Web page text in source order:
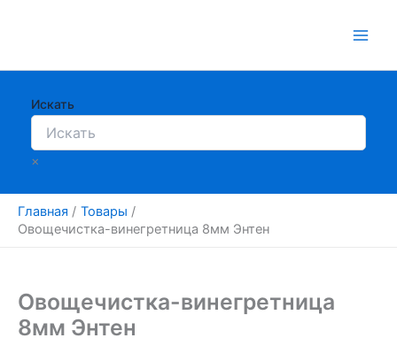
Искать
×
Главная
Товары
Овощечистка-винегретница 8мм Энтен
Овощечистка-винегретница
8мм Энтен